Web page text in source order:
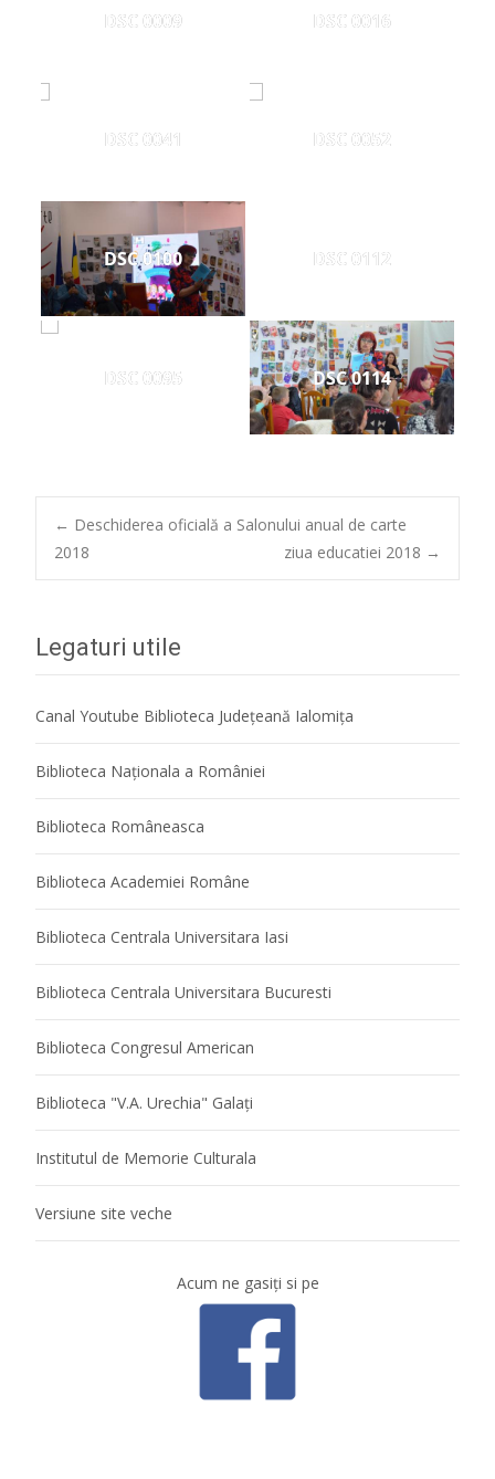
DSC 0009 DSC 0016
DSC 0041 DSC 0052
DSC 0100 DSC 0112
DSC 0095 DSC 0114
Post
← Deschiderea oficială a Salonului anual de carte
2018
ziua educatiei 2018 →
Legaturi utile
Canal Youtube Biblioteca Județeană Ialomița
Biblioteca Naţionala a României
Biblioteca Româneasca
Biblioteca Academiei Române
Biblioteca Centrala Universitara Iasi
Biblioteca Centrala Universitara Bucuresti
Biblioteca Congresul American
Biblioteca "V.A. Urechia" Galaţi
Institutul de Memorie Culturala
Versiune site veche
Acum ne gasiţi si pe